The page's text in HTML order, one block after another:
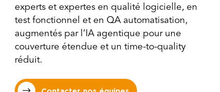
experts et expertes en qualité logicielle, en
test fonctionnel et en QA automatisation,
augmentés par l’IA agentique pour une
couverture étendue et un time-to-quality
réduit.